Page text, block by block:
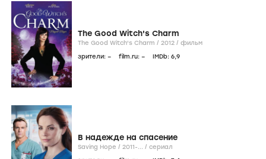
The Good Witch's Charm
The Good Witch's Charm / 2012 / фильм
зрители: – film.ru: – IMDb: 6,9
В надежде на спасение
Saving Hope / 2011-... / сериал